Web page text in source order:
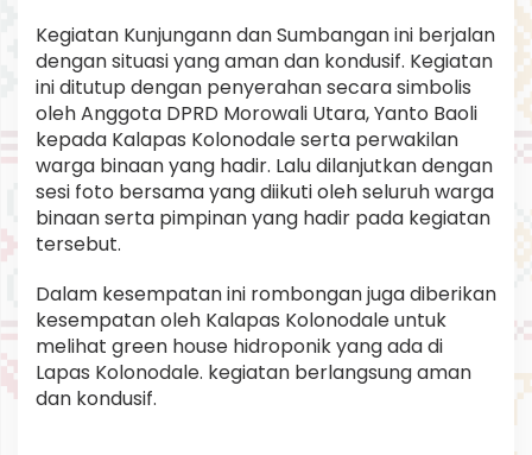
Kegiatan Kunjungann dan Sumbangan ini berjalan
dengan situasi yang aman dan kondusif. Kegiatan
ini ditutup dengan penyerahan secara simbolis
oleh Anggota DPRD Morowali Utara, Yanto Baoli
kepada Kalapas Kolonodale serta perwakilan
warga binaan yang hadir. Lalu dilanjutkan dengan
sesi foto bersama yang diikuti oleh seluruh warga
binaan serta pimpinan yang hadir pada kegiatan
tersebut.
Dalam kesempatan ini rombongan juga diberikan
kesempatan oleh Kalapas Kolonodale untuk
melihat green house hidroponik yang ada di
Lapas Kolonodale. kegiatan berlangsung aman
dan kondusif.